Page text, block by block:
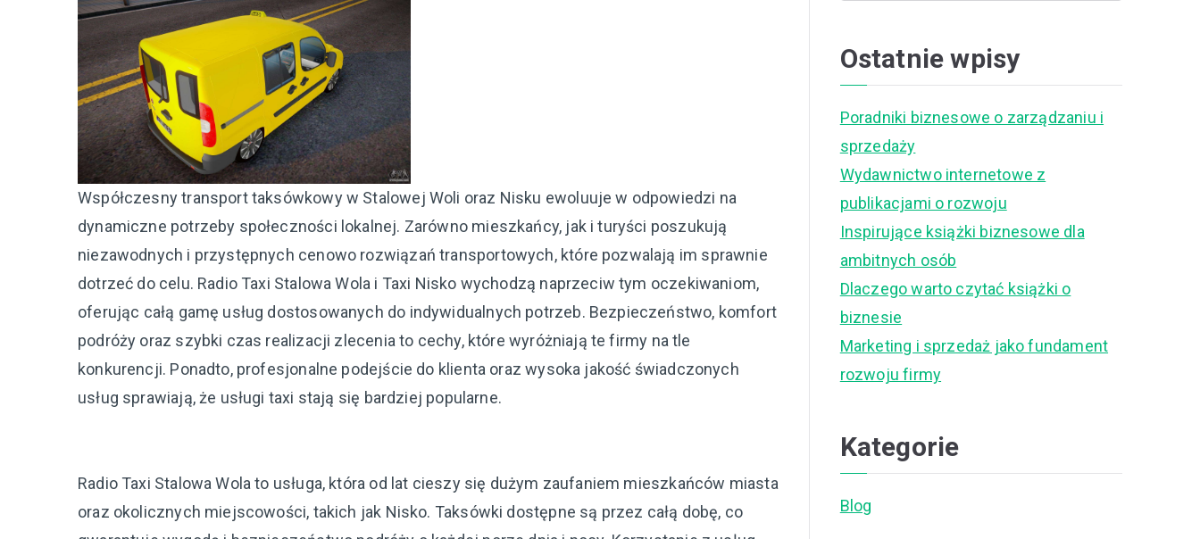
Współczesny transport taksówkowy w Stalowej Woli oraz Nisku ewoluuje w odpowiedzi na
dynamiczne potrzeby społeczności lokalnej. Zarówno mieszkańcy, jak i turyści poszukują
niezawodnych i przystępnych cenowo rozwiązań transportowych, które pozwalają im sprawnie
dotrzeć do celu. Radio Taxi Stalowa Wola i Taxi Nisko wychodzą naprzeciw tym oczekiwaniom,
oferując całą gamę usług dostosowanych do indywidualnych potrzeb. Bezpieczeństwo, komfort
podróży oraz szybki czas realizacji zlecenia to cechy, które wyróżniają te firmy na tle
konkurencji. Ponadto, profesjonalne podejście do klienta oraz wysoka jakość świadczonych
usług sprawiają, że usługi taxi stają się bardziej popularne.
Radio Taxi Stalowa Wola to usługa, która od lat cieszy się dużym zaufaniem mieszkańców miasta
oraz okolicznych miejscowości, takich jak Nisko. Taksówki dostępne są przez całą dobę, co
Ostatnie wpisy
Poradniki biznesowe o zarządzaniu i
sprzedaży
Wydawnictwo internetowe z
publikacjami o rozwoju
Inspirujące książki biznesowe dla
ambitnych osób
Dlaczego warto czytać książki o
biznesie
Marketing i sprzedaż jako fundament
rozwoju firmy
Kategorie
Blog